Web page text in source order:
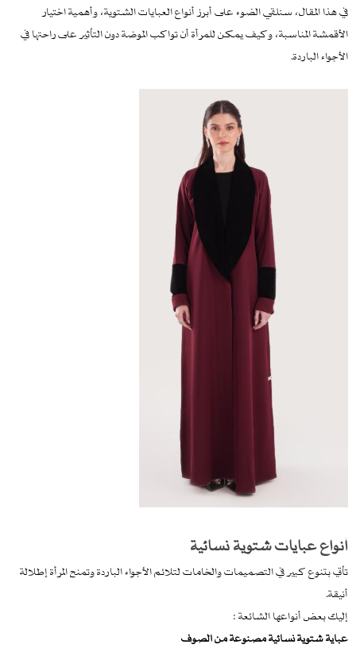
في هذا المقال، سنلقي الضوء على أبرز أنواع العبايات الشتوية، وأهمية اختيار
الأقمشة المناسبة، وكيف يمكن للمرأة أن تواكب الموضة دون التأثير على راحتها في
الأجواء الباردة.
أنواع عبايات شتوية نسائية
تأتي بتنوع كبير في التصميمات والخامات لتلائم الأجواء الباردة وتمنح المرأة إطلالة
أنيقة.
إليك بعض أنواعها الشائعة :
عباية شتوية نسائية مصنوعة من الصوف